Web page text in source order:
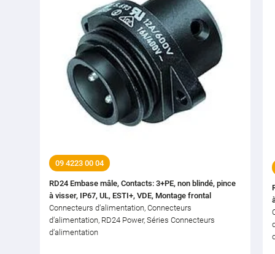
09 4223 00 04
RD24 Embase mâle, Contacts: 3+PE, non blindé, pince
à visser, IP67, UL, ESTI+, VDE, Montage frontal
Connecteurs d‘alimentation, Connecteurs
d‘alimentation, RD24 Power, Séries Connecteurs
d‘alimentation